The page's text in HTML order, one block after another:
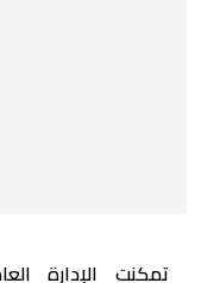
تمكنت الإدارة